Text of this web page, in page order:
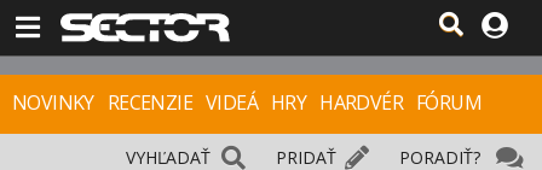
NOVINKY RECENZIE VIDEÁ HRY HARDVÉR FÓRUM
PORADIŤ?
PRIDAŤ
VYHĽADAŤ